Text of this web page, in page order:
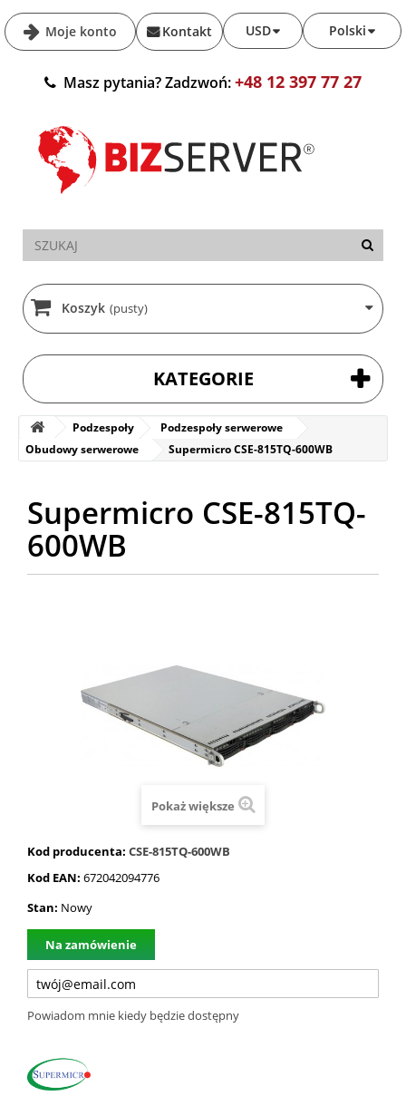
Moje konto Polski
USD
Kontakt
Masz pytania? Zadzwoń:+48 12 397 77 27
Koszyk (pusty)
KATEGORIE
Podzespoły
Podzespoły serwerowe
Obudowy serwerowe
Supermicro CSE-815TQ-600WB
Supermicro CSE-815TQ-
600WB
Pokaż większe
Kod producenta: CSE-815TQ-600WB
Kod EAN: 672042094776
Stan: Nowy
Na zamówienie
Powiadom mnie kiedy będzie dostępny